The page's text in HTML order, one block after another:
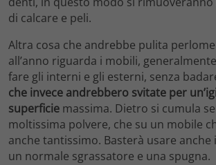
di calcare e peli.
Altra cosa che andrebbe pulita
all’anno riguarda i mobili,
fare gli interni e gli esterni, senza
che invece andrebbero svitate per
superficie massima. Dietro si cumula
moltissima polvere, che su un mobile
anche tantissimo. Basterà usare anche
un normale sgrassatore e una spugna.